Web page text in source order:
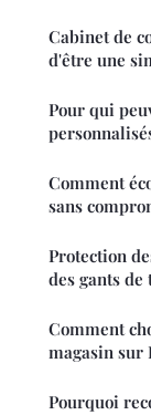
Cabinet de
d'être une
Pour qui
Comment
sans
Protection
des gants
Comment
magasin sur
Pourquoi